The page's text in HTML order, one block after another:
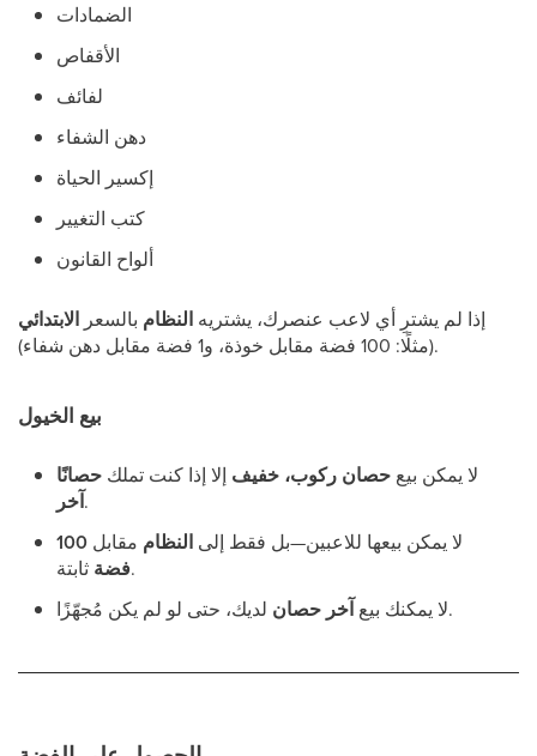
الضمادات
الأقفاص
لفائف
دهن الشفاء
إكسير الحياة
كتب التغيير
ألواح القانون
إذا لم يشترِ أي لاعب عنصرك، يشتريه النظام بالسعر الابتدائي
(مثلًا: 100 فضة مقابل خوذة، و1 فضة مقابل دهن شفاء).
بيع الخيول
لا يمكن بيع حصان ركوب، خفيف إلا إذا كنت تملك حصانًا
آخر.
لا يمكن بيعها للاعبين—بل فقط إلى النظام مقابل 100
فضةثابتة.
لا يمكنك بيع آخر حصان لديك، حتى لو لم يكن مُجهّزًا.